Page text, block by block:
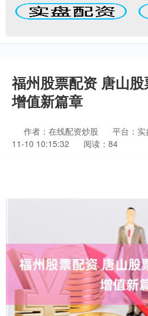
福州股票配资 唐山
增值新篇章
作者：在线配资炒股 平台：实
11-10 10:15:32
阅读：84